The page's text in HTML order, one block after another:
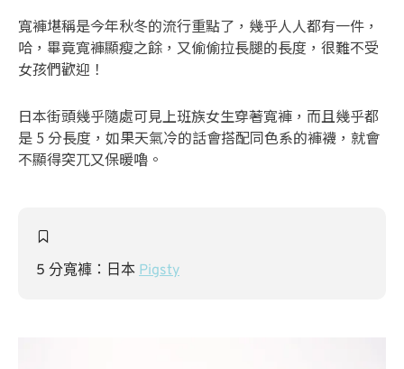
寬褲堪稱是今年秋冬的流行重點了，幾乎人人都有一件，
哈，畢竟寬褲顯瘦之餘，又偷偷拉長腿的長度，很難不受
女孩們歡迎！
日本街頭幾乎隨處可見上班族女生穿著寬褲，而且幾乎都
是 5 分長度，如果天氣冷的話會搭配同色系的褲襪，就會
不顯得突兀又保暖嚕。
5 分寬褲：日本 Pigsty